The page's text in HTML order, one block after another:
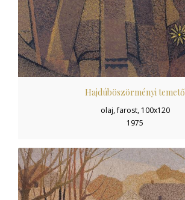
Hajdúböszörményi temető
olaj, farost, 100x120
1975